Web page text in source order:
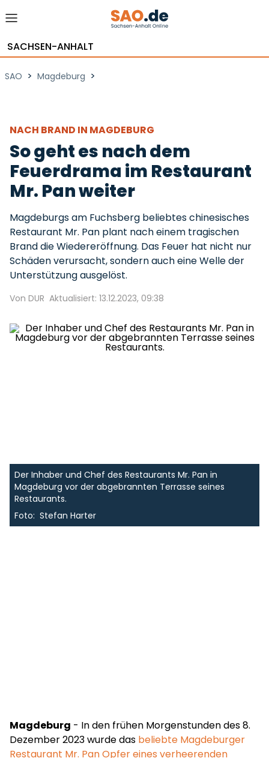
SACHSEN-ANHALT
SAO > Magdeburg >
NACH BRAND IN MAGDEBURG
So geht es nach dem
Feuerdrama im Restaurant
Mr. Pan weiter
Magdeburgs am Fuchsberg beliebtes chinesisches
Restaurant Mr. Pan plant nach einem tragischen
Brand die Wiedereröffnung. Das Feuer hat nicht nur
Schäden verursacht, sondern auch eine Welle der
Unterstützung ausgelöst.
Von DUR Aktualisiert: 13.12.2023, 09:38
Der Inhaber und Chef des Restaurants Mr. Pan in
Magdeburg vor der abgebrannten Terrasse seines
Restaurants.
Foto: Stefan Harter
Magdeburg - In den frühen Morgenstunden des 8.
Dezember 2023 wurde das beliebte Magdeburger
Restaurant Mr. Pan Opfer eines verheerenden